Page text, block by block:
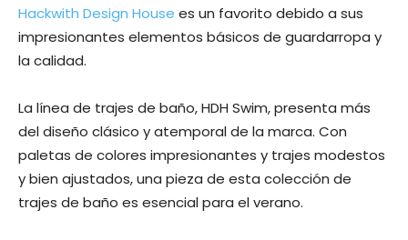
Hackwith Design House es un favorito debido a sus
impresionantes elementos básicos de guardarropa y
la calidad.
La línea de trajes de baño, HDH Swim, presenta más
del diseño clásico y atemporal de la marca. Con
paletas de colores impresionantes y trajes modestos
y bien ajustados, una pieza de esta colección de
trajes de baño es esencial para el verano.